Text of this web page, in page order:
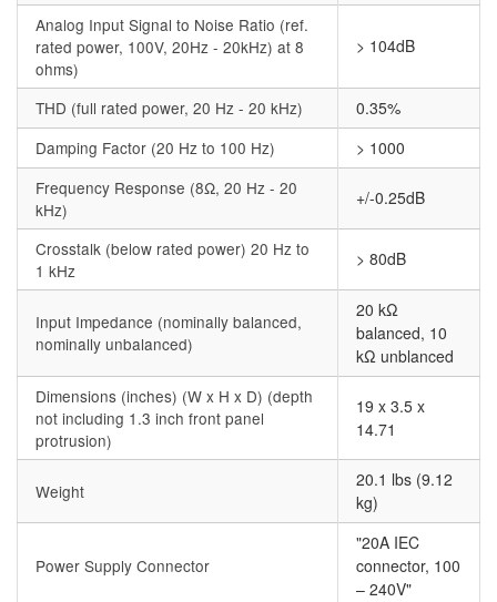
Analog Input Signal to Noise Ratio (ref.
rated power, 100V, 20Hz - 20kHz) at 8
ohms)
> 104dB
THD (full rated power, 20 Hz - 20 kHz)
0.35%
Damping Factor (20 Hz to 100 Hz)
> 1000
Frequency Response (8Ω, 20 Hz - 20
kHz)
+/-0.25dB
Crosstalk (below rated power) 20 Hz to
1 kHz
> 80dB
Input Impedance (nominally balanced,
nominally unbalanced)
20 kΩ
balanced, 10
kΩ unblanced
Dimensions (inches) (W x H x D) (depth
not including 1.3 inch front panel
protrusion)
19 x 3.5 x
14.71
Weight
20.1 lbs (9.12
kg)
Power Supply Connector
"20A IEC
connector, 100
– 240V"